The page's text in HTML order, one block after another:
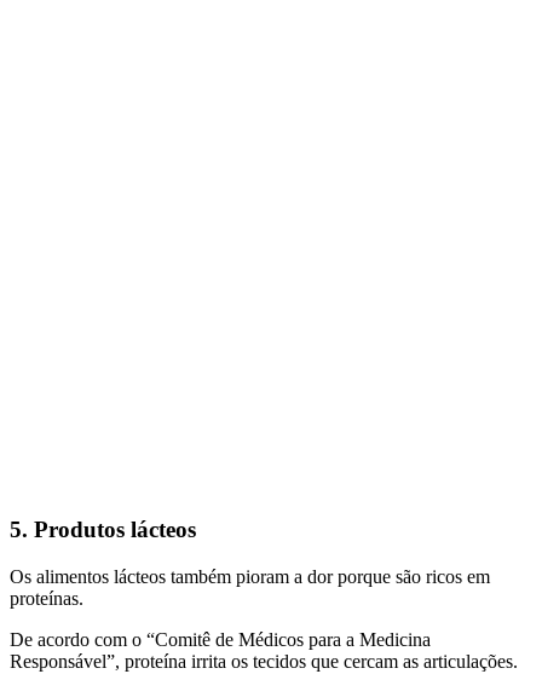
5. Produtos lácteos
Os alimentos lácteos também pioram a dor porque são ricos em
proteínas.
De acordo com o “Comitê de Médicos para a Medicina
Responsável”, proteína irrita os tecidos que cercam as articulações.